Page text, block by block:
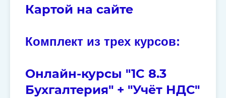
Картой на сайте
Комплект из трех курсов:
Онлайн-курсы "1C 8.3
Бухгалтерия" + "Учёт НДС"